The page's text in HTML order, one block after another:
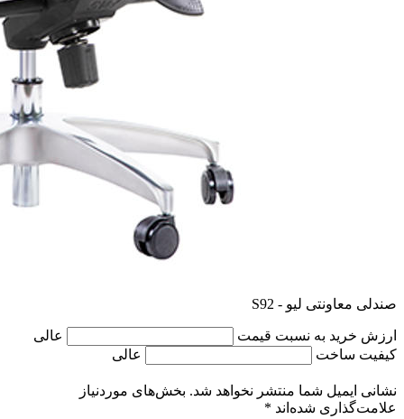
صندلی معاونتی لیو - S92
ارزش خرید به نسبت قیمت
عالی
کیفیت ساخت
عالی
نشانی ایمیل شما منتشر نخواهد شد. بخش‌های موردنیاز
علامت‌گذاری شده‌اند *